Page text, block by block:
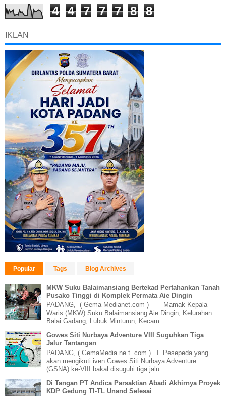
4 4 7 7 7 8 8
IKLAN
Popular Tags Blog Archives
MKW Suku Balaimansiang Bertekad Pertahankan Tanah
Pusako Tinggi di Komplek Permata Aie Dingin
PADANG, ( Gema Medianet.com ) — Mamak Kepala
Waris (MKW) Suku Balaimansiang Aie Dingin, Kelurahan
Balai Gadang, Lubuk Minturun, Kecam...
Gowes Siti Nurbaya Adventure VIII Suguhkan Tiga
Jalur Tantangan
PADANG, ( GemaMedia ne t .com ) I Pesepeda yang
akan mengikuti iven Gowes Siti Nurbaya Adventure
(GSNA) ke-VIII bakal disuguhi tiga jalu...
Di Tangan PT Andica Parsaktian Abadi Akhirnya Proyek
KDP Gedung TI-TL Unand Selesai